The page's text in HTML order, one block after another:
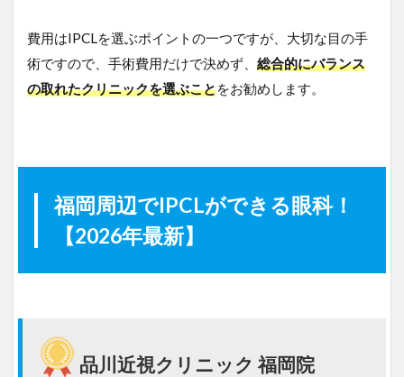
費用はIPCLを選ぶポイントの一つですが、大切な目の手
術ですので、手術費用だけで決めず、 総合的にバランス
の取れたクリニックを選ぶことをお勧めします。
福岡周辺でIPCLができる眼科！
【2026年最新】
品川近視クリニック 福岡院